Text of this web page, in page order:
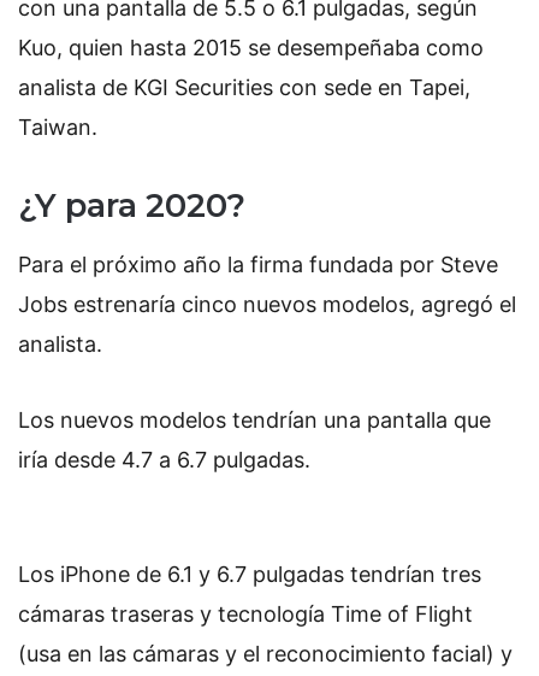
con una pantalla de 5.5 o 6.1 pulgadas, según
Kuo, quien hasta 2015 se desempeñaba como
analista de KGI Securities con sede en Tapei,
Taiwan.
¿Y para 2020?
Para el próximo año la firma fundada por Steve
Jobs estrenaría cinco nuevos modelos, agregó el
analista.
Los nuevos modelos tendrían una pantalla que
iría desde 4.7 a 6.7 pulgadas.
Los iPhone de 6.1 y 6.7 pulgadas tendrían tres
cámaras traseras y tecnología Time of Flight
(usa en las cámaras y el reconocimiento facial) y